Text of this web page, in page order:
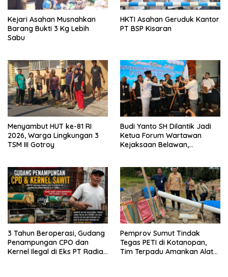
Kejari Asahan Musnahkan
Barang Bukti 3 Kg Lebih
Sabu
HKTI Asahan Geruduk Kantor
PT BSP Kisaran
Menyambut HUT ke-81 RI
2026, Warga Lingkungan 3
TSM III Gotroy
Budi Yanto SH Dilantik Jadi
Ketua Forum Wartawan
Kejaksaan Belawan,
Pendampingan Hukum dan
Ekomoni Semua Anggota
3 Tahun Beroperasi, Gudang
Penampungan CPO dan
Kernel Ilegal di Eks PT Radian
Pemprov Sumut Tindak
Tegas PETI di Kotanopan,
Tim Terpadu Amankan Alat